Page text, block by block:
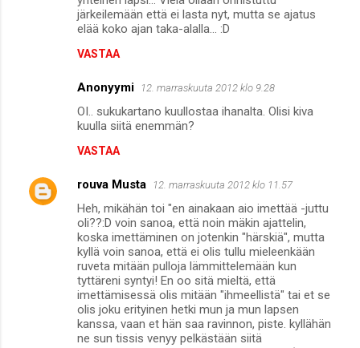
järkeilemään että ei lasta nyt, mutta se ajatus
elää koko ajan taka-alalla... :D
VASTAA
Anonyymi 12. marraskuuta 2012 klo 9.28
OI.. sukukartano kuullostaa ihanalta. Olisi kiva
kuulla siitä enemmän?
VASTAA
rouva Musta 12. marraskuuta 2012 klo 11.57
Heh, mikähän toi "en ainakaan aio imettää -juttu
oli??:D voin sanoa, että noin mäkin ajattelin,
koska imettäminen on jotenkin "härskiä", mutta
kyllä voin sanoa, että ei olis tullu mieleenkään
ruveta mitään pulloja lämmittelemään kun
tyttäreni syntyi! En oo sitä mieltä, että
imettämisessä olis mitään "ihmeellistä" tai et se
olis joku erityinen hetki mun ja mun lapsen
kanssa, vaan et hän saa ravinnon, piste. kyllähän
ne sun tissis venyy pelkästään siitä